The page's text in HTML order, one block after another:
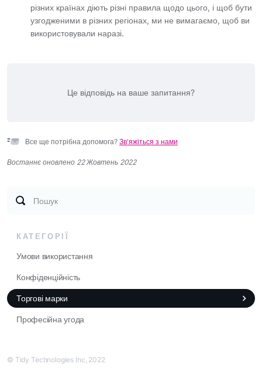
Пошук
КАТЕГОРІЇ
Умови використання
Конфіденційність
Торгові марки
Професійна угода
різних країнах діють різні правила щодо цього, і щоб бути
узгодженими в різних регіонах, ми не вимагаємо, щоб ви
використовували наразі.
Це відповідь на ваше запитання?
Все ще потрібна допомога? Зв'яжіться з нами
Востаннє оновлено 22 Жовтень 2022
© Tidy Technologies Inc, 2022